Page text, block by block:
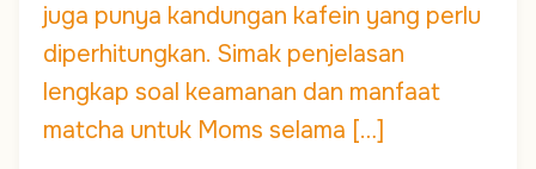
juga punya kandungan kafein yang perlu
diperhitungkan. Simak penjelasan
lengkap soal keamanan dan manfaat
matcha untuk Moms selama […]